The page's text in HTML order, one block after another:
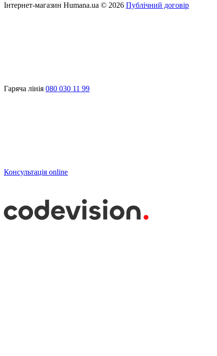
Інтернет-магазин Humana.ua © 2026 Публічний договір
Гаряча лінія 080 030 11 99
Консультація online